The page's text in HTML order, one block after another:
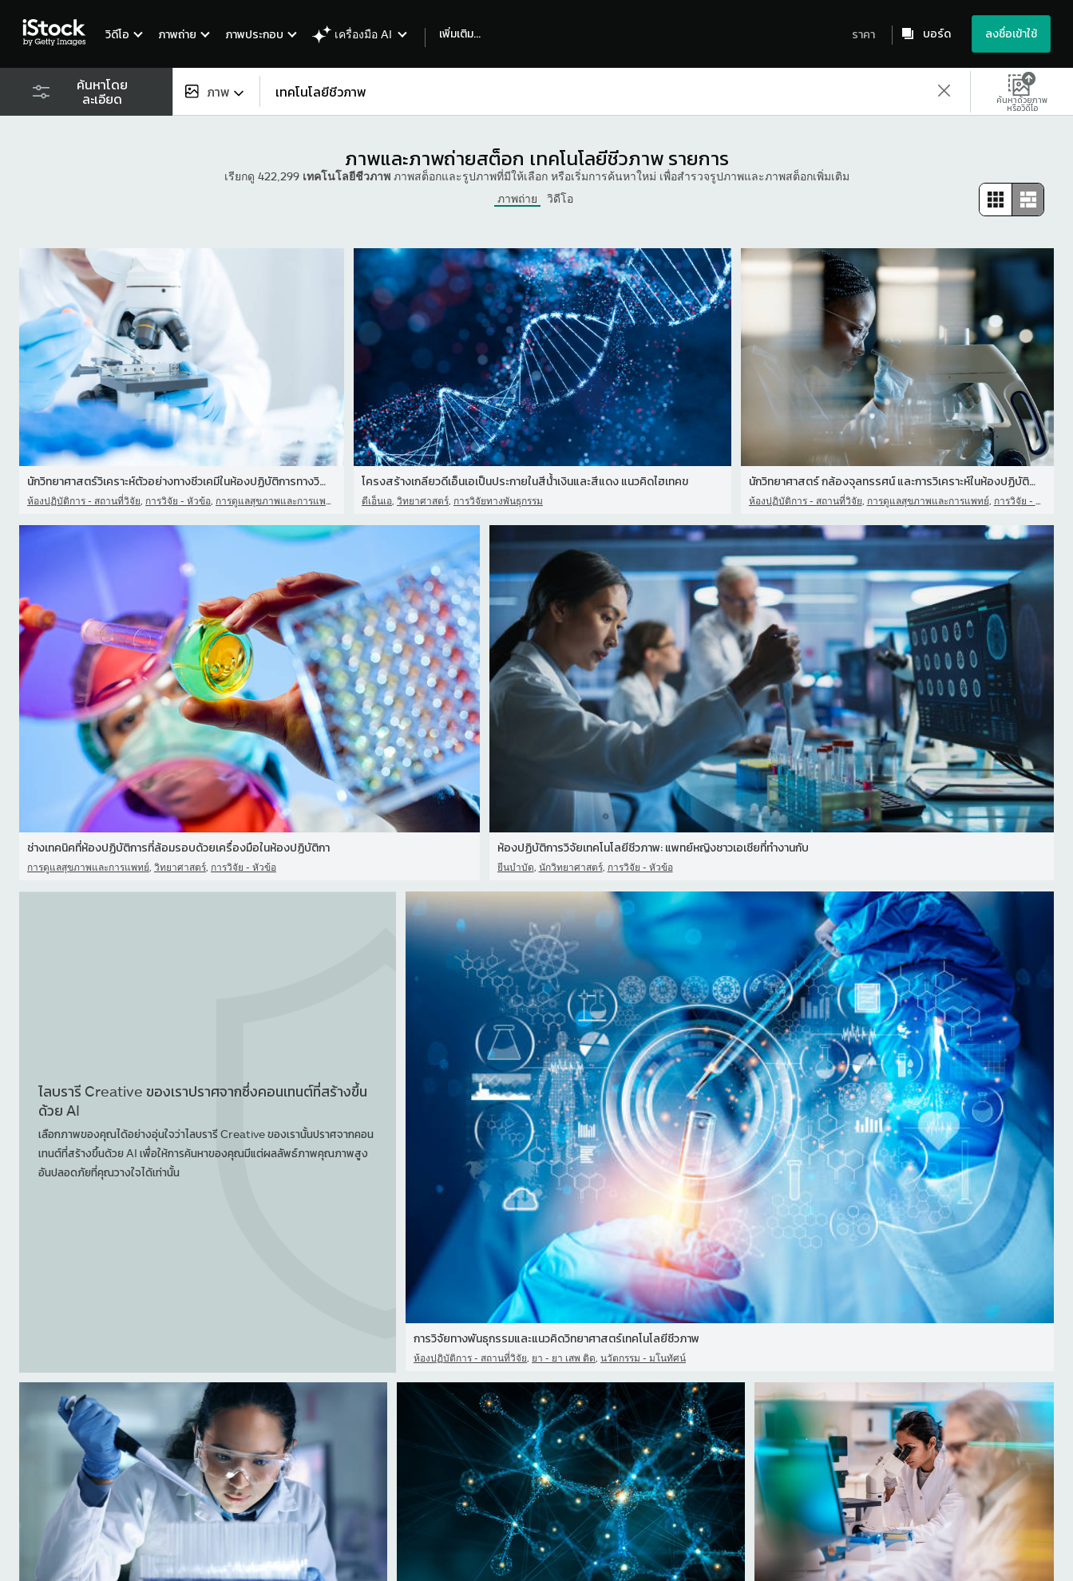
วิดีโอ ภาพถ่าย ภาพประกอบ เครื่องมือ AI เพิ่มเติม... ราคา บอร์ด ลงชื่อเข้าใช้
ค้นหาโดย
ละเอียด ภาพ
ภาพ
วิดีโอ
ค้นหาด้วยภาพ
หรือวิดีโอ
ภาพและภาพถ่ายสต็อก เทคโนโลยีชีวภาพ รายการ
เรียกดู 422,299 เทคโนโลยีชีวภาพภาพสต็อกและรูปภาพที่มีให้เลือก หรือเริ่มการค้นหาใหม่ เพื่อสํารวจรูปภาพและภาพสต็อกเพิ่มเติม
ภาพถ่าย
วิดีโอ
นักวิทยาศาสตร์วิเคราะห์ตัวอย่างทางชีวเคมีในห้องปฏิบัติการทางวิทยาศ
ห้องปฏิบัติการ - สถานที่วิจัย, การวิจัย - หัวข้อ, การดูแลสุขภาพและการแพทย์
โครงสร้างเกลียวดีเอ็นเอเป็นประกายในสีน้ําเงินและสีแดง แนวคิดไฮเทคข
ดีเอ็นเอ, วิทยาศาสตร์, การวิจัยทางพันธุกรรม
นักวิทยาศาสตร์ กล้องจุลทรรศน์ และการวิเคราะห์ในห้องปฏิบัติการเพื่อ
ห้องปฏิบัติการ - สถานที่วิจัย, การดูแลสุขภาพและการแพทย์, การวิจัย - หัวข้อ
ช่างเทคนิคที่ห้องปฏิบัติการที่ล้อมรอบด้วยเครื่องมือในห้องปฏิบัติกา
การดูแลสุขภาพและการแพทย์, วิทยาศาสตร์, การวิจัย - หัวข้อ
ห้องปฏิบัติการวิจัยเทคโนโลยีชีวภาพ: แพทย์หญิงชาวเอเชียที่ทํางานกับ
ยีนบำบัด, นักวิทยาศาสตร์, การวิจัย - หัวข้อ
ไลบรารี Creative ของเราปราศจากซึ่งคอนเทนต์ที่สร้างขึ้น
ด้วย AI
เลือกภาพของคุณได้อย่างอุ่นใจว่าไลบรารี Creative ของเรานั้นปราศจากคอน
เทนต์ที่สร้างขึ้นด้วย AI เพื่อให้การค้นหาของคุณมีแต่ผลลัพธ์ภาพคุณภาพสูง
อันปลอดภัยที่คุณวางใจได้เท่านั้น
การวิจัยทางพันธุกรรมและแนวคิดวิทยาศาสตร์เทคโนโลยีชีวภาพ
ห้องปฏิบัติการ - สถานที่วิจัย, ยา - ยา เสพ ติด, นวัตกรรม - มโนทัศน์